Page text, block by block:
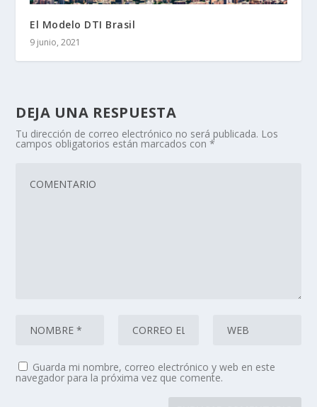
El Modelo DTI Brasil
9 junio, 2021
DEJA UNA RESPUESTA
Tu dirección de correo electrónico no será publicada. Los
campos obligatorios están marcados con*
Guarda mi nombre, correo electrónico y web en este
navegador para la próxima vez que comente.